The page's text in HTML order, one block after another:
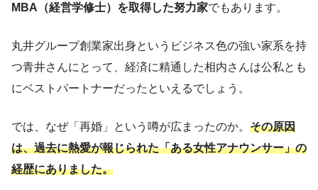
MBA（経営学修士）を取得した努力家でもあります。
丸井グループ創業家出身というビジネス色の強い家系を持
つ青井さんにとって、経済に精通した相内さんは公私とも
にベストパートナーだったといえるでしょう。
では、なぜ「再婚」という噂が広まったのか。 その原因
は、過去に熱愛が報じられた「ある女性アナウンサー」の
経歴にありました。